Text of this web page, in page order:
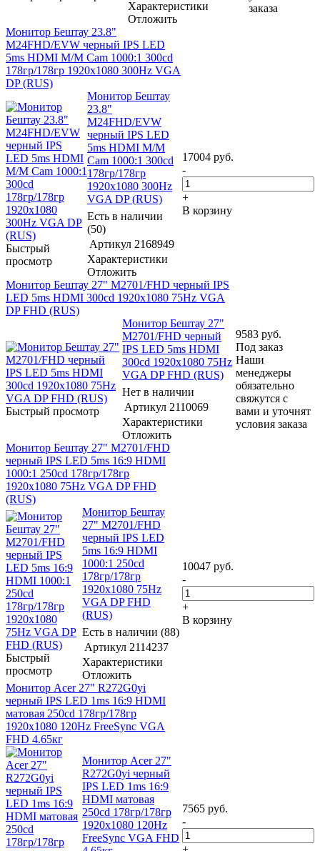
Характеристики
Отложить
заказа
Монитор Бештау 23.8"
М24FHD/EVW черный IPS LED
5ms HDMI M/M Cam 1000:1 300cd
178гр/178гр 1920x1080 300Hz VGA
DP (RUS)
Быстрый
просмотр
Монитор Бештау
23.8"
М24FHD/EVW
черный IPS LED
5ms HDMI M/M
Cam 1000:1 300cd
178гр/178гр
1920x1080 300Hz
VGA DP (RUS)
Есть в наличии
(50)
Артикул 2168949
Характеристики
Отложить
17004 руб.
-
+
В корзину
Монитор Бештау 27" М2701/FHD черный IPS
LED 5ms HDMI 300cd 1920x1080 75Hz VGA
DP FHD (RUS)
Быстрый просмотр
Монитор Бештау 27"
М2701/FHD черный
IPS LED 5ms HDMI
300cd 1920x1080 75Hz
VGA DP FHD (RUS)
Нет в наличии
Артикул 2110069
Характеристики
Отложить
9583 руб.
Под заказ
Наши
менеджеры
обязательно
свяжутся с
вами и уточнят
условия заказа
Монитор Бештау 27" М2701/FHD
черный IPS LED 5ms 16:9 HDMI
1000:1 250cd 178гр/178гр
1920x1080 75Hz VGA DP FHD
(RUS)
Быстрый
просмотр
Монитор Бештау
27" М2701/FHD
черный IPS LED
5ms 16:9 HDMI
1000:1 250cd
178гр/178гр
1920x1080 75Hz
VGA DP FHD
(RUS)
Есть в наличии (88)
Артикул 2114237
Характеристики
Отложить
10047 руб.
-
+
В корзину
Монитор Acer 27" R272G0yi
черный IPS LED 1ms 16:9 HDMI
матовая 250cd 178гр/178гр
1920x1080 120Hz FreeSync VGA
FHD 4.65кг
Монитор Acer 27"
R272G0yi черный
IPS LED 1ms 16:9
HDMI матовая
250cd 178гр/178гр
1920x1080 120Hz
FreeSync VGA FHD
7565 руб.
-